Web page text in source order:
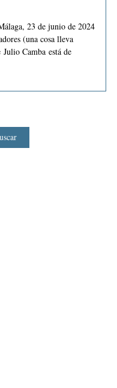
23 de junio de 2024
(una cosa lleva
Camba está de